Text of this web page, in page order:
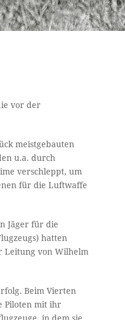
vor der
meistgebauten
u.a. durch
verschleppt, um
für die Luftwaffe
Jäger für die
hatten
Leitung von Wilhelm
Beim Vierten
Piloten mit ihr